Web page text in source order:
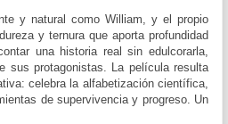
y natural como William, y el propio
y ternura que aporta profundidad
una historia real sin edulcorarla,
sus protagonistas. La película resulta
celebra la alfabetización científica,
de supervivencia y progreso. Un